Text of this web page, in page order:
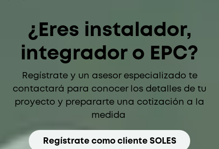
¿Eres instalador,
integrador o EPC?
Regístrate y un asesor especializado te
contactará para conocer los detalles de tu
proyecto y prepararte una cotización a la
medida
Regístrate como cliente SOLES